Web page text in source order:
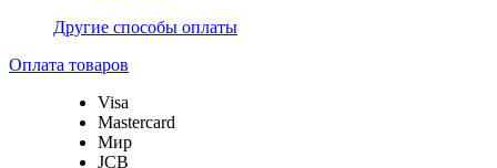
Другие способы оплаты
Оплата товаров
Visa
Mastercard
Мир
JCB